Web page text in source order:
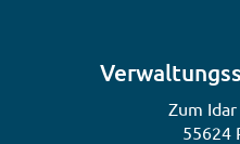
Zum
55624